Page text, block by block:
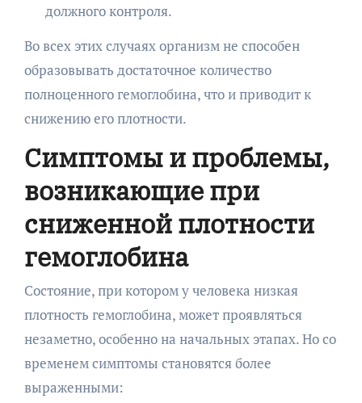
должного контроля.
Во всех этих случаях организм не способен
образовывать достаточное количество
полноценного гемоглобина, что и приводит к
снижению его плотности.
Симптомы и проблемы,
возникающие при
сниженной плотности
гемоглобина
Состояние, при котором у человека низкая
плотность гемоглобина, может проявляться
незаметно, особенно на начальных этапах. Но со
временем симптомы становятся более
выраженными: